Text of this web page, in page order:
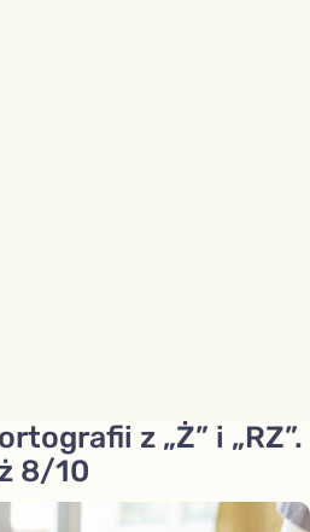
z „Ż” i „RZ”.
8/10